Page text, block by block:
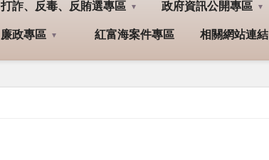
打詐、反毒、反賄選專區 政府資訊公開專區
廉政專區 紅富海案件專區 相關網站連結